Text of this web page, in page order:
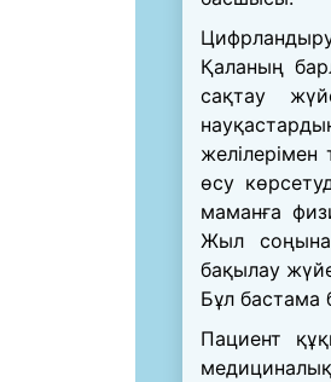
Қаланың
сақтау
желілерімен
өсу
маманға
Жыл соңына
бақылау
Бұл бастама
Пациент